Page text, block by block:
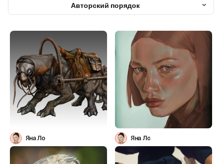
Авторский порядок
Яна Ло Яна Ло